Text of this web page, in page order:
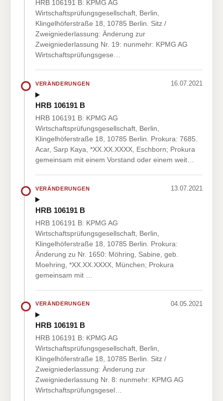
HRB 106191 B: KPMG AG
Wirtschaftsprüfungsgesellschaft, Berlin,
Klingelhöferstraße 18, 10785 Berlin. Sitz /
Zweigniederlassung: Änderung zur
Zweigniederlassung Nr. 19: nunmehr: KPMG AG
Wirtschaftsprüfungsgese…
VERÄNDERUNGEN 16.07.2021
HRB 106191 B
HRB 106191 B: KPMG AG
Wirtschaftsprüfungsgesellschaft, Berlin,
Klingelhöferstraße 18, 10785 Berlin. Prokura: 7685.
Acar, Sarp Kaya, *XX.XX.XXXX, Eschborn; Prokura
gemeinsam mit einem Vorstand oder einem weit…
VERÄNDERUNGEN 13.07.2021
HRB 106191 B
HRB 106191 B: KPMG AG
Wirtschaftsprüfungsgesellschaft, Berlin,
Klingelhöferstraße 18, 10785 Berlin. Prokura:
Änderung zu Nr. 1650: Möhring, Sabine, geb.
Moehring, *XX.XX.XXXX, München; Prokura
gemeinsam mit …
VERÄNDERUNGEN 04.05.2021
HRB 106191 B
HRB 106191 B: KPMG AG
Wirtschaftsprüfungsgesellschaft, Berlin,
Klingelhöferstraße 18, 10785 Berlin. Sitz /
Zweigniederlassung: Änderung zur
Zweigniederlassung Nr. 8: nunmehr: KPMG AG
Wirtschaftsprüfungsgesel…